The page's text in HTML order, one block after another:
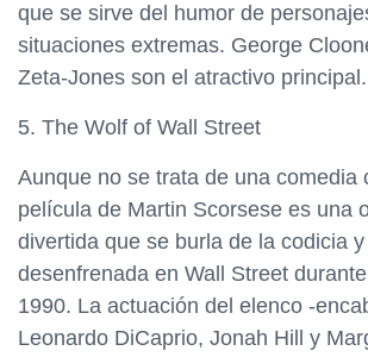
que se sirve del humor de
situaciones extremas. George
Zeta-Jones son el atractivo principal.
5. The Wolf of Wall Street
Aunque no se trata de una comedia
película de Martin Scorsese es una
divertida que se burla de la codicia
desenfrenada en Wall Street
1990. La actuación del elenco -
Leonardo DiCaprio, Jonah Hill y